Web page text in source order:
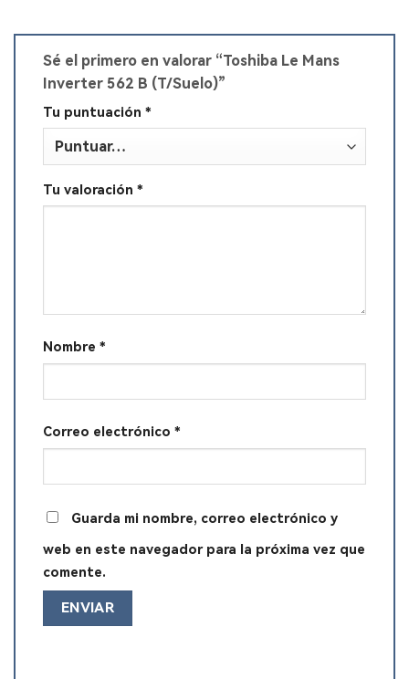
Sé el primero en valorar “Toshiba Le Mans
Inverter 562 B (T/Suelo)”
Tu puntuación *
Tu valoración *
Nombre *
Correo electrónico *
Guarda mi nombre, correo electrónico y
web en este navegador para la próxima vez que
comente.